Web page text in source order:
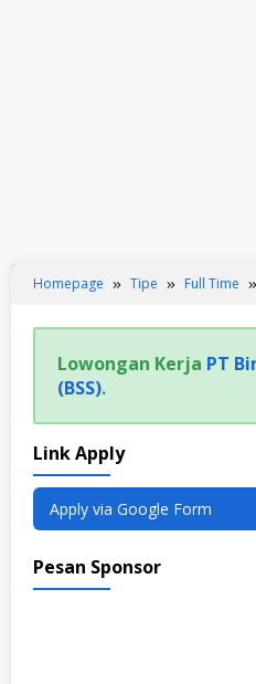
Homepage Tipe Full Time
Lowongan Kerja PT
(BSS).
Link Apply
Apply via Google Form
Pesan Sponsor